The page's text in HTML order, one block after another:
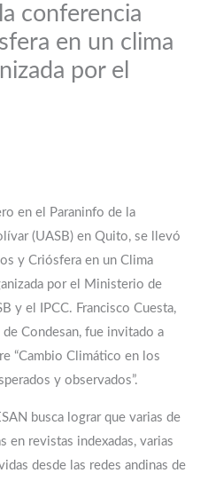
conferencia
en un clima
por el
en el Paraninfo de la
(UASB) en Quito, se llevó
y Criósfera en un Clima
por el Ministerio de
y el IPCC. Francisco Cuesta,
Condesan, fue invitado a
“Cambio Climático en los
y observados”.
busca lograr que varias de
en revistas indexadas, varias
desde las redes andinas de